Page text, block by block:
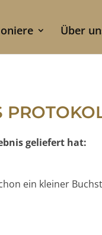
Über
geliefert hat:
ein kleiner